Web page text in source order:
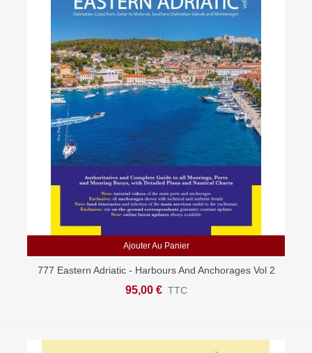
Ajouter Au Panier
777 Eastern Adriatic - Harbours And Anchorages Vol 2
95,00 € TTC